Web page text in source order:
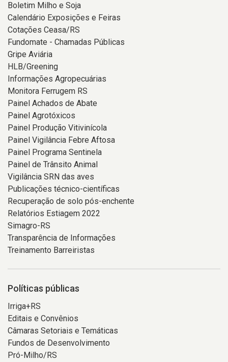
Boletim Milho e Soja
Calendário Exposições e Feiras
Cotações Ceasa/RS
Fundomate - Chamadas Públicas
Gripe Aviária
HLB/Greening
Informações Agropecuárias
Monitora Ferrugem RS
Painel Achados de Abate
Painel Agrotóxicos
Painel Produção Vitivinícola
Painel Vigilância Febre Aftosa
Painel Programa Sentinela
Painel de Trânsito Animal
Vigilância SRN das aves
Publicações técnico-científicas
Recuperação de solo pós-enchente
Relatórios Estiagem 2022
Simagro-RS
Transparência de Informações
Treinamento Barreiristas
Políticas públicas
Irriga+RS
Editais e Convênios
Câmaras Setoriais e Temáticas
Fundos de Desenvolvimento
Pró-Milho/RS